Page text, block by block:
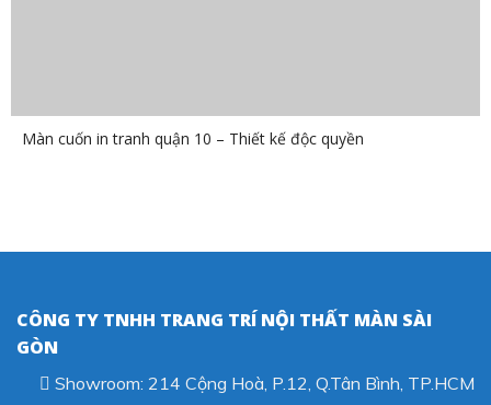
Màn cuốn in tranh quận 10 – Thiết kế độc quyền
CÔNG TY TNHH TRANG TRÍ NỘI THẤT MÀN SÀI
GÒN
Showroom: 214 Cộng Hoà, P.12, Q.Tân Bình, TP.HCM